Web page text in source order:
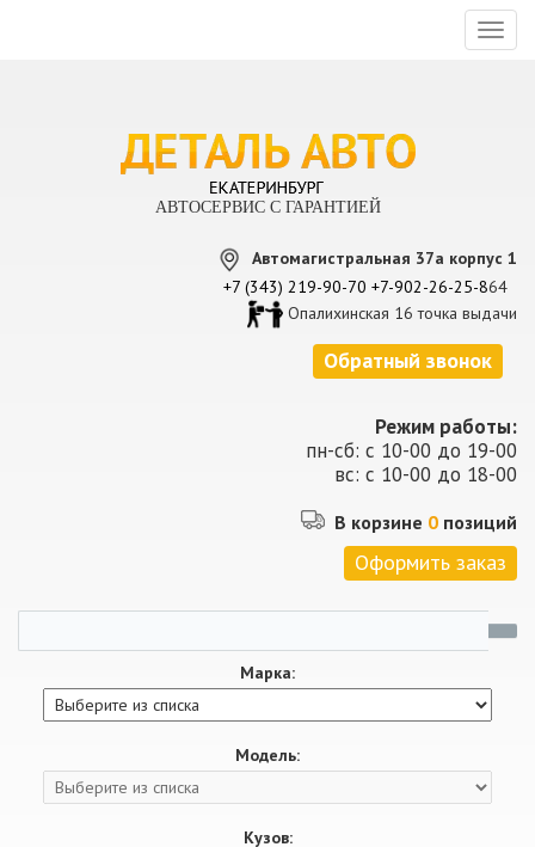
АВТОСЕРВИС С ГАРАНТИЕЙ
Автомагистральная 37а корпус 1
+7 (343) 219-90-70 +7-902-26-25-864
Опалихинская 16 точка выдачи
Обратный звонок
Режим работы:
пн-сб: с 10-00 до 19-00
вс: с 10-00 до 18-00
В корзине 0 позиций
Оформить заказ
Марка:
Модель:
Кузов: